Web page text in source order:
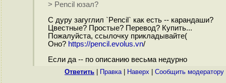
> Pencil юзал?
С дуру загуглил `Pencil` как есть -- карандаши?
Цвестные? Простые? Перевод? Купить...
Пожалуйста, ссылочку прикладывайте(
Оно? https://pencil.evolus.vn/
Если да -- по описанию весьма недурно
Ответить Правка| Наверх Cообщить модератору